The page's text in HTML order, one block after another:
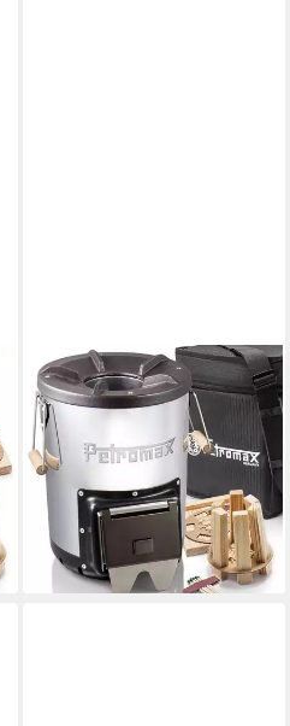
PETROMAX
Feuerstelle Raketenofen rf33
Feuerstelle Kochen ohne
Strom + Tasche + Feuerkit,
(Spar-Set, 3-St)
199,00 € UVP209,95 €
-5%
lieferbar - in 4-5 Werktagen bei dir